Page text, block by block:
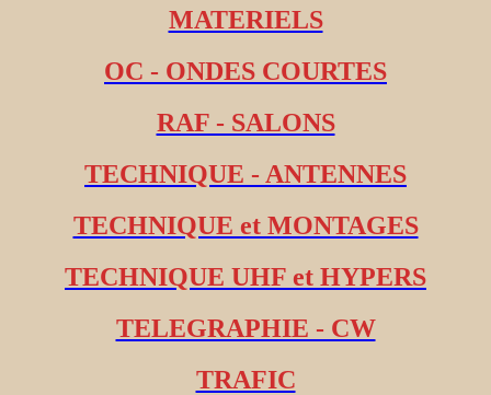
MATERIELS
OC - ONDES COURTES
RAF - SALONS
TECHNIQUE - ANTENNES
TECHNIQUE et MONTAGES
TECHNIQUE UHF et HYPERS
TELEGRAPHIE - CW
TRAFIC